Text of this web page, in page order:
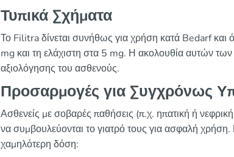
Τυπικά Σχήματα
Το Filitra δίνεται συνήθως για χρήση κατά Bedarf και
mg και τη ελάχιστη στα 5 mg. Η ακολουθία αυτών των
αξιολόγησης του ασθενούς.
Προσαρμογές για Συγχρόνως
Ασθενείς με σοβαρές παθήσεις (π.χ. ηπατική ή
να συμβουλεύονται το γιατρό τους για ασφαλή χρήση.
χαμηλότερη δόση: